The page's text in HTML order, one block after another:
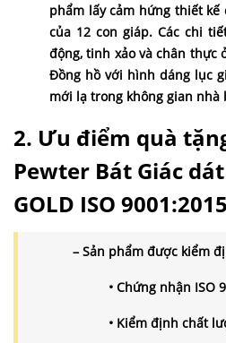
phẩm lấy cảm hứng thiết
của 12 con giáp. Các chi
động, tinh xảo và chân thực
Đồng hồ với hình dáng lục
mới lạ trong không gian nhà
2. Ưu điểm quà
Pewter Bát Giác
GOLD ISO 9001:2015
– Sản phẩm được kiểm
• Chứng nhận ISO
• Kiểm định chất